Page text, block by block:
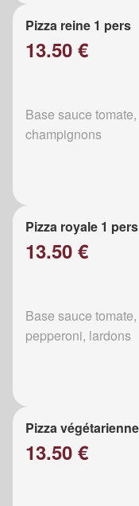
Pizza reine 1 pers
13.50 €
Base sauce
champignons
Pizza royale 1 pers
13.50 €
Base sauce
pepperoni, lardons
Pizza
13.50 €